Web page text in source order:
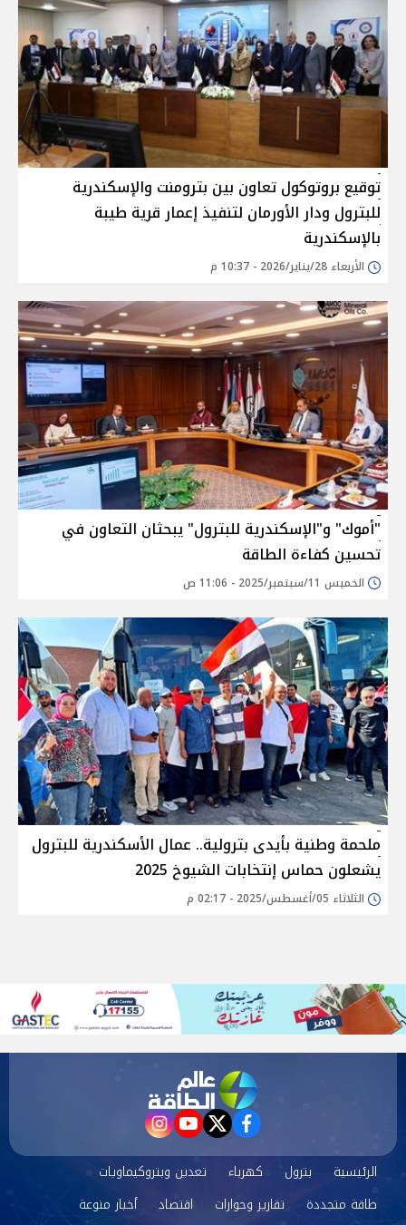
توقيع بروتوكول تعاون بين بترومنت والإسكندرية
للبترول ودار الأورمان لتنفيذ إعمار قرية طيبة
بالإسكندرية
الأربعاء 28/يناير/2026 - 10:37 م
"أموك" و"الإسكندرية للبترول" يبحثان التعاون في
تحسين كفاءة الطاقة
الخميس 11/سبتمبر/2025 - 11:06 ص
ملحمة وطنية بأيدى بترولية.. عمال الأسكندرية للبترول
يشعلون حماس إنتخابات الشيوخ 2025
الثلاثاء 05/أغسطس/2025 - 02:17 م
facebook
twitter
youtube
instagram
الرئيسية بترول كهرباء
تعدين وبتروكيماويات
طاقة متجددة
تقارير وحوارات اقتصاد
أخبار منوعة